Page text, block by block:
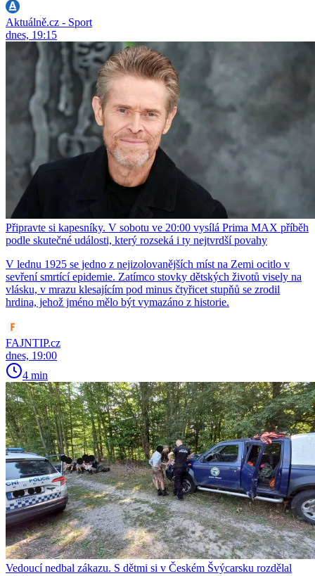
Aktuálně.cz - Sport
dnes, 19:15
Připravte si kapesníky. V sobotu ve 20:00 vysílá Prima MAX příběh
podle skutečné události, který rozseká i ty nejtvrdší povahy
V lednu 1925 se jedno z nejizolovanějších míst na Zemi ocitlo v
sevření smrtící epidemie. Zatímco stovky dětských životů visely na
vlásku, v mrazu klesajícím pod minus čtyřicet stupňů se zrodil
hrdina, jehož jméno mělo být vymazáno z historie.
FAJNTIP.cz
dnes, 19:00
4 min
Vedoucí nedbal zákazu. S dětmi si v Českém Švýcarsku rozdělal